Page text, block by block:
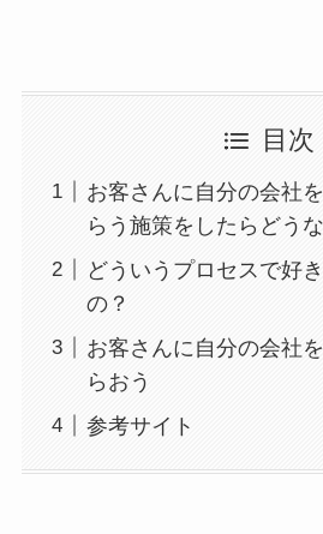
目次
お客さんに自分の会社
らう施策をしたらどう
どういうプロセスで好
の？
お客さんに自分の会社
らおう
参考サイト